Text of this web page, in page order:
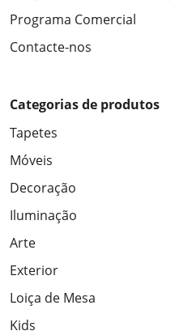
Programa Comercial
Contacte-nos
Categorias de produtos
Tapetes
Móveis
Decoração
Iluminação
Arte
Exterior
Loiça de Mesa
Kids